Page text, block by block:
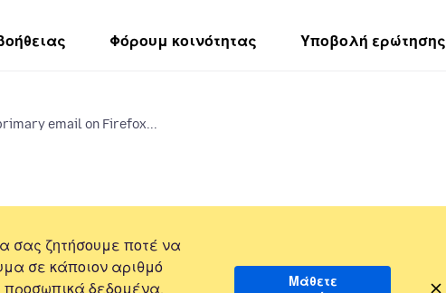
Φόρουμ κοινότητας Υποβολή ερώτησης
email on Firefox...
σας ζητήσουμε ποτέ να
σε κάποιον αριθμό
προσωπικά δεδομένα.
Μάθετε